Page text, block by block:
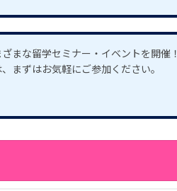
まな留学セミナー・イベントを開催！
まずはお気軽にご参加ください。